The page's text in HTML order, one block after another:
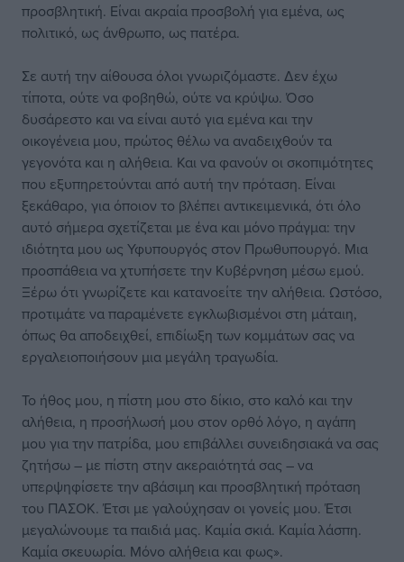
προσβλητική. Είναι ακραία προσβολή για εμένα, ως
πολιτικό, ως άνθρωπο, ως πατέρα.
Σε αυτή την αίθουσα όλοι γνωριζόμαστε. Δεν έχω
τίποτα, ούτε να φοβηθώ, ούτε να κρύψω. Όσο
δυσάρεστο και να είναι αυτό για εμένα και την
οικογένεια μου, πρώτος θέλω να αναδειχθούν τα
γεγονότα και η αλήθεια. Και να φανούν οι σκοπιμότητες
που εξυπηρετούνται από αυτή την πρόταση. Είναι
ξεκάθαρο, για όποιον το βλέπει αντικειμενικά, ότι όλο
αυτό σήμερα σχετίζεται με ένα και μόνο πράγμα: την
ιδιότητα μου ως Υφυπουργός στον Πρωθυπουργό. Μια
προσπάθεια να χτυπήσετε την Κυβέρνηση μέσω εμού.
Ξέρω ότι γνωρίζετε και κατανοείτε την αλήθεια. Ωστόσο,
προτιμάτε να παραμένετε εγκλωβισμένοι στη μάταιη,
όπως θα αποδειχθεί, επιδίωξη των κομμάτων σας να
εργαλειοποιήσουν μια μεγάλη τραγωδία.
Το ήθος μου, η πίστη μου στο δίκιο, στο καλό και την
αλήθεια, η προσήλωσή μου στον ορθό λόγο, η αγάπη
μου για την πατρίδα, μου επιβάλλει συνειδησιακά να σας
ζητήσω – με πίστη στην ακεραιότητά σας – να
υπερψηφίσετε την αβάσιμη και προσβλητική πρόταση
του ΠΑΣΟΚ. Έτσι με γαλούχησαν οι γονείς μου. Έτσι
μεγαλώνουμε τα παιδιά μας. Καμία σκιά. Καμία λάσπη.
Καμία σκευωρία. Μόνο αλήθεια και φως».